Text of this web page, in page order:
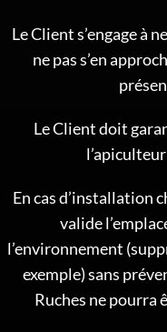
Le Client s’engage à
ne pas s’en
Le Client doit
En cas d’installation
valide
l’environnement
exemple) sans
Ruches ne pourra